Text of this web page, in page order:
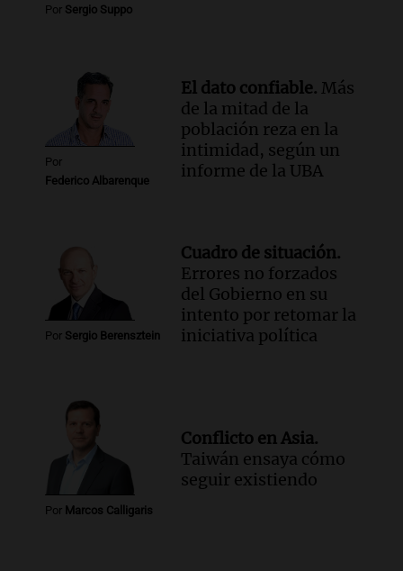
Por Sergio Suppo
Por
Federico Albarenque
El dato confiable. Más
de la mitad de la
población reza en la
intimidad, según un
informe de la UBA
Por Sergio Berensztein
Cuadro de situación.
Errores no forzados
del Gobierno en su
intento por retomar la
iniciativa política
Por Marcos Calligaris
Conflicto en Asia.
Taiwán ensaya cómo
seguir existiendo